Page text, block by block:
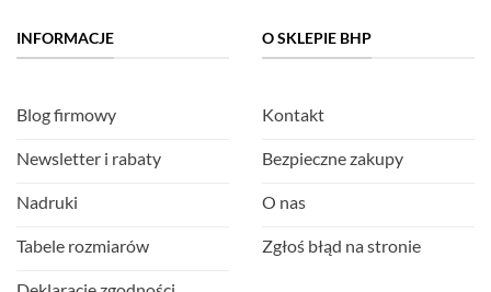
INFORMACJE
Blog firmowy
Newsletter i rabaty
Nadruki
Tabele rozmiarów
O SKLEPIE BHP
Kontakt
Bezpieczne zakupy
O nas
Zgłoś błąd na stronie